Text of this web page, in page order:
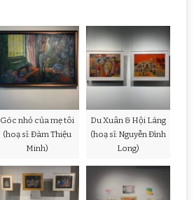
“TI-
ẾT”
VÀ
NHỮNG
HÀNH
TRÌNH
Góc nhỏ của mẹ tôi
(hoạ sĩ: Đàm Thiệu
Minh)
Du Xuân & Hội Làng
(hoạ sĩ: Nguyễn Đình
Long)